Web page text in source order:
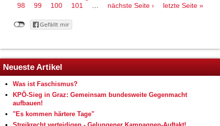
98
99 100 101 … nächste Seite › letzte Seite »
Neueste Artikel
Was ist Faschismus?
KPÖ-Sieg in Graz: Gemeinsam bundesweite Gegenmacht
aufbauen!
"Es kommen härtere Tage"